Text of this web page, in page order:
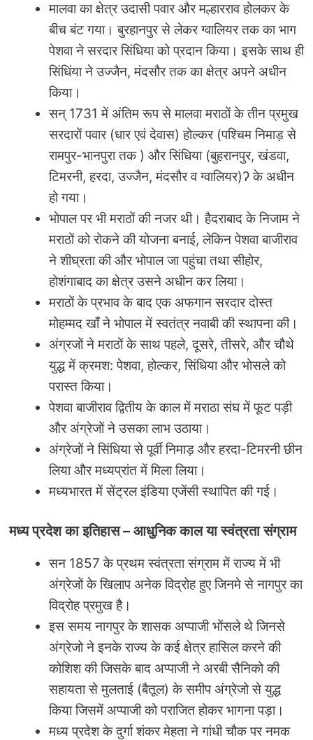
मालवा का क्षेत्र उदासी पवार और मल्हारराव होलकर के
बीच बंट गया। बुरहानपुर से लेकर ग्वालियर तक का भाग
पेशवा ने सरदार सिंधिया को प्रदान किया। इसके साथ ही
सिंधिंया ने उज्जैन, मंदसौर तक का क्षेत्र अपने अधीन
किया।
सन् 1731 में अंतिम रूप से मालवा मराठों के तीन प्रमुख
सरदारों पवार (धार एवं देवास) होल्कर (पश्चिम निमाड़ से
रामपुर-भानपुरा तक ) और सिंधिया (बुहरानपुर, खंडवा,
टिमरनी, हरदा, उज्जैन, मंदसौर व ग्वालियर)ʔ के अधीन
हो गया।
भोपाल पर भी मराठों की नजर थी। हैदराबाद के निजाम ने
मराठों को रोकने की योजना बनाई, लेकिन पेशवा बाजीराव
ने शीघ्रता की और भोपाल जा पहुंचा तथा सीहोर,
होशंगाबाद का क्षेत्र उसने अधीन कर लिया।
मराठों के प्रभाव के बाद एक अफगान सरदार दोस्त
मोहम्मद खाँ ने भोपाल में स्वतंत्र नवाबी की स्थापना की।
अंग्रजों ने मराठों के साथ पहले, दूसरे, तीसरे, और चौथे
युद्ध में क्रमश: पेशवा, होल्कर, सिंधिया और भोसले को
परास्त किया।
पेशवा बाजीराव द्वितीय के काल में मराठा संघ में फूट पड़ी
और अंग्रेजों ने उसका लाभ उठाया।
अंग्रेजों ने सिंधिया से पूर्वी निमाड़ और हरदा-टिमरनी छीन
लिया और मध्यप्रांत में मिला लिया।
मध्यभारत में सेंट्रल इंडिया एजेंसी स्थापित की गई।
मध्य प्रदेश का इतिहास– आधुनिक काल या स्वंत्रता संग्राम
सन 1857 के प्रथम स्वंत्रता संग्राम में राज्य में भी
अंग्रेजों के खिलाप अनेक विद्रोह हुए जिनमे से नागपुर का
विद्रोह प्रमुख है।
इस समय नागपुर के शासक अप्पाजी भोंसले थे जिनसे
अंग्रेजो ने इनके राज्य के कई क्षेत्र हासिल करने की
कोशिश की जिसके बाद अप्पाजी ने अरबी सैनिको की
सहायता से मुलताई (बैतूल) के समीप अंग्रेजो से युद्ध
किया जिसमें अप्पाजी को पराजित होकर भागना पड़ा।
मध्य प्रदेश के दुर्गा शंकर मेहता ने गांधी चौक पर नमक